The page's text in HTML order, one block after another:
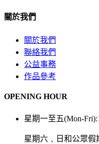
關於我們
關於我們
聯絡我們
公益事務
作品參考
OPENING HOUR
星期一至五(Mon-
星期六﹑日和公眾假